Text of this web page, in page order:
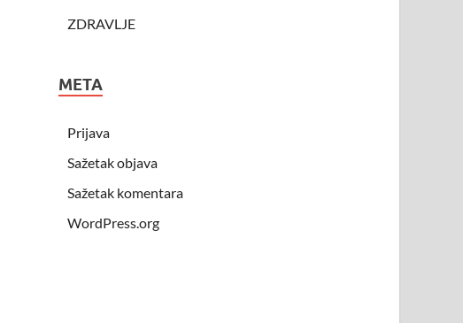
ZDRAVLJE
META
Prijava
Sažetak objava
Sažetak komentara
WordPress.org